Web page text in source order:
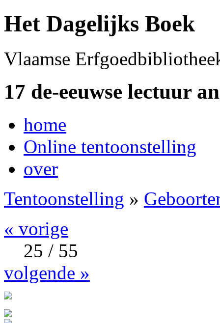
Het Dagelijks Boek
Vlaamse
17 de-eeuwse lectuur
home
Online tentoonstelling
over
Tentoonstelling »
« vorige
25 / 55
volgende »